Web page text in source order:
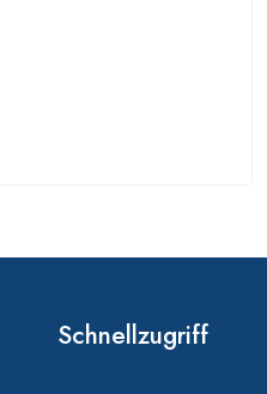
Schnellzugriff